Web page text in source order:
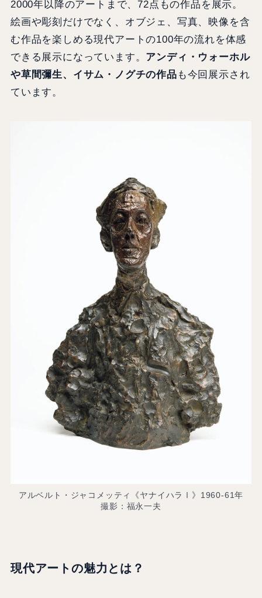
2000年以降のアートまで、72点もの作品を展示。
絵画や彫刻だけでなく、オブジェ、写真、映像を含
む作品を楽しめる現代アートの100年の流れを体感
できる展示になっています。 アンディ・ウォーホル
や草間彌生、イサム・ノグチの作品 も今回展示され
ています。
アルベルト・ジャコメッティ《ヤナイハラⅠ》1960-61年
撮影：福永一夫
現代アートの魅力とは？